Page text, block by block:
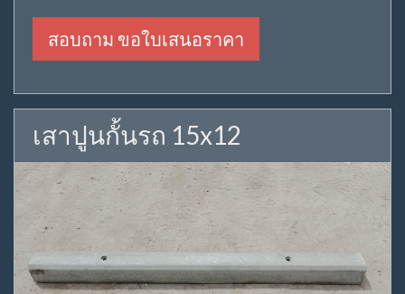
สอบถาม ขอใบเสนอราคา
เสาปูนกั้นรถ 15x12